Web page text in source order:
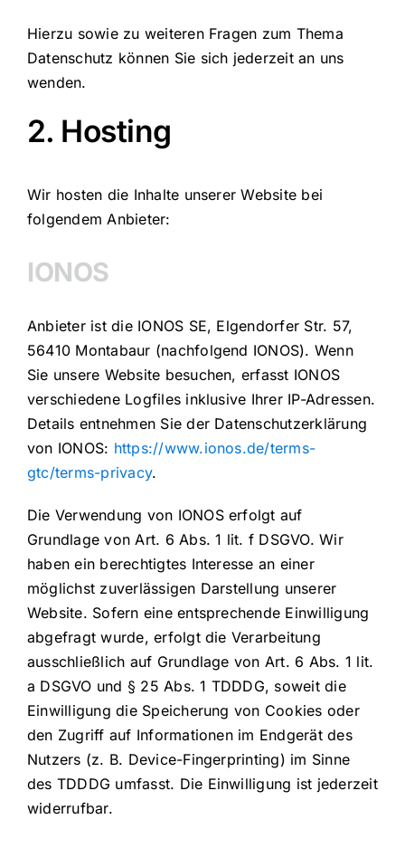
Hierzu sowie zu weiteren Fragen zum Thema
Datenschutz können Sie sich jederzeit an uns
wenden.
2. Hosting
Wir hosten die Inhalte unserer Website bei
folgendem Anbieter:
IONOS
Anbieter ist die IONOS SE, Elgendorfer Str. 57,
56410 Montabaur (nachfolgend IONOS). Wenn
Sie unsere Website besuchen, erfasst IONOS
verschiedene Logfiles inklusive Ihrer IP-Adressen.
Details entnehmen Sie der Datenschutzerklärung
von IONOS: https://www.ionos.de/terms-
gtc/terms-privacy.
Die Verwendung von IONOS erfolgt auf
Grundlage von Art. 6 Abs. 1 lit. f DSGVO. Wir
haben ein berechtigtes Interesse an einer
möglichst zuverlässigen Darstellung unserer
Website. Sofern eine entsprechende Einwilligung
abgefragt wurde, erfolgt die Verarbeitung
ausschließlich auf Grundlage von Art. 6 Abs. 1 lit.
a DSGVO und § 25 Abs. 1 TDDDG, soweit die
Einwilligung die Speicherung von Cookies oder
den Zugriff auf Informationen im Endgerät des
Nutzers (z. B. Device-Fingerprinting) im Sinne
des TDDDG umfasst. Die Einwilligung ist jederzeit
widerrufbar.